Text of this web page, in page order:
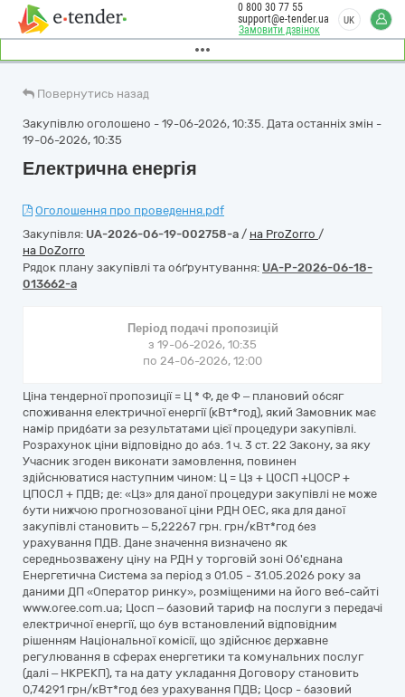
Замовити дзвінок
0 800 30 77 55
support@e-tender.ua
UK
Повернутись назад
Закупівлю оголошено - 19-06-2026, 10:35. Дата останніх змін -
19-06-2026, 10:35
Електрична енергія
Оголошення про проведення.pdf
Закупівля: UA-2026-06-19-002758-a / на ProZorro /
на DoZorro
Рядок плану закупівлі та обґрунтування: UA-P-2026-06-18-
013662-a
Період подачі пропозицій
з 19-06-2026, 10:35
по 24-06-2026, 12:00
Ціна тендерної пропозиції = Ц * Ф, де Ф – плановий обсяг
споживання електричної енергії (кВт*год), який Замовник має
намір придбати за результатами цієї процедури закупівлі.
Розрахунок ціни відповідно до абз. 1 ч. 3 ст. 22 Закону, за яку
Учасник згоден виконати замовлення, повинен
здійснюватися наступним чином: Ц = Цз + ЦОСП +ЦОСР +
ЦПОСЛ + ПДВ; де: «Цз» для даної процедури закупівлі не може
бути нижчою прогнозованої ціни РДН ОЕС, яка для даної
закупівлі становить – 5,22267 грн. грн/кВт*год без
урахування ПДВ. Дане значення визначено як
середньозважену ціну на РДН у торговій зоні Об'єднана
Енергетична Система за період з 01.05 - 31.05.2026 року за
даними ДП «Оператор ринку», розміщеними на його веб-сайті
www.oree.com.ua; Цосп – базовий тариф на послуги з передачі
електричної енергії, що був встановлений відповідним
рішенням Національної комісії, що здійснює державне
регулювання в сферах енергетики та комунальних послуг
(далі – НКРЕКП), та на дату укладання Договору становить
0,74291 грн/кВт*год без урахування ПДВ; Цоср - базовий